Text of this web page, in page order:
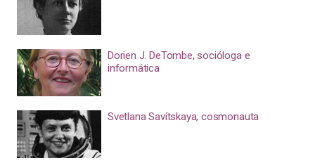
Dorien J. DeTombe, socióloga e
informática
Svetlana Savítskaya, cosmonauta